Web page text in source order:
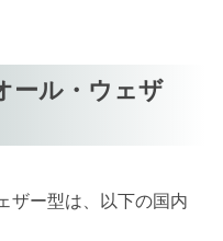
ール・ウェザ
ザー型は、以下の国内